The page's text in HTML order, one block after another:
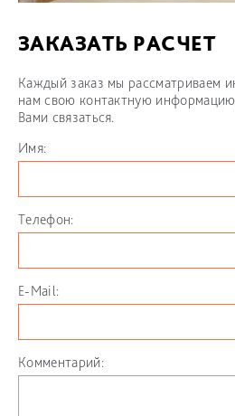
ЗАКАЗАТЬ РАСЧЕТ
Каждый заказ мы рассматриваем
нам свою контактную
Вами связаться.
Имя:
Телефон:
E-Mail:
Комментарий: